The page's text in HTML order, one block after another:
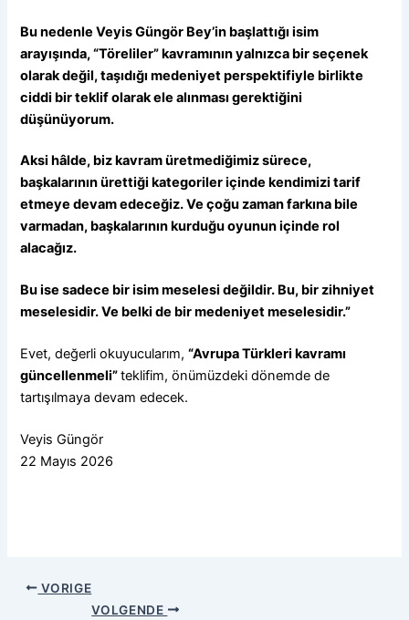
Bu nedenle Veyis Güngör Bey’in başlattığı isim
arayışında, “Töreliler” kavramının yalnızca bir seçenek
olarak değil, taşıdığı medeniyet perspektifiyle birlikte
ciddi bir teklif olarak ele alınması gerektiğini
düşünüyorum.
Aksi hâlde, biz kavram üretmediğimiz sürece,
başkalarının ürettiği kategoriler içinde kendimizi tarif
etmeye devam edeceğiz. Ve çoğu zaman farkına bile
varmadan, başkalarının kurduğu oyunun içinde rol
alacağız.
Bu ise sadece bir isim meselesi değildir. Bu, bir zihniyet
meselesidir. Ve belki de bir medeniyet meselesidir.”
Evet, değerli okuyucularım,“Avrupa Türkleri kavramı
güncellenmeli”teklifim, önümüzdeki dönemde de
tartışılmaya devam edecek.
Veyis Güngör
22 Mayıs 2026
VORIGE
VOLGENDE